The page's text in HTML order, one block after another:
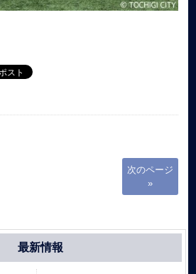
次のページ
»
最新情報